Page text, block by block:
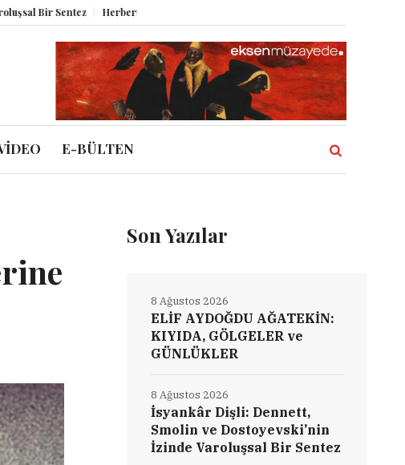
Herbert Melzig ve Atatürk
E-BÜLTEN
Son Yazılar
ELİF AYDOĞDU AĞATEKİN:
KIYIDA, GÖLGELER ve
GÜNLÜKLER
8 Ağustos 2026
İsyankâr Dişli: Dennett,
Smolin ve Dostoyevski’nin
İzinde Varoluşsal Bir Sentez
8 Ağustos 2026